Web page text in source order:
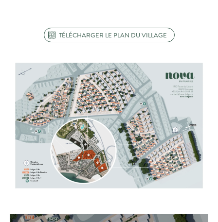
TÉLÉCHARGER LE PLAN DU VILLAGE